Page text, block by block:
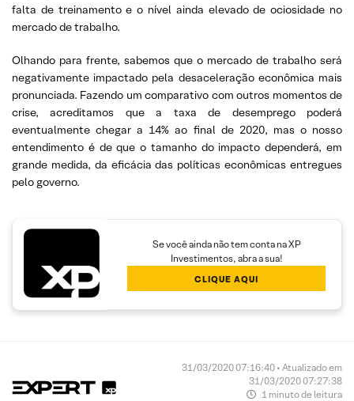
falta de treinamento e o nível ainda elevado de ociosidade no
mercado de trabalho.
Olhando para frente, sabemos que o mercado de trabalho será
negativamente impactado pela desaceleração econômica mais
pronunciada. Fazendo um comparativo com outros momentos de
crise, acreditamos que a taxa de desemprego poderá
eventualmente chegar a 14% ao final de 2020, mas o nosso
entendimento é de que o tamanho do impacto dependerá, em
grande medida, da eficácia das políticas econômicas entregues
pelo governo.
Se você ainda não tem conta na XP
Investimentos, abra a sua!
CLIQUE AQUI
31/03/2020 07:16:40 • Atualizado em
31/03/2020 07:27:38
1 minuto de leitura